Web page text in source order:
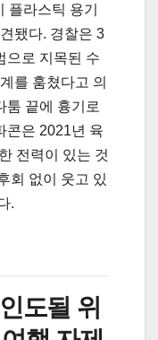
플라스틱 용기
됐다. 경찰은 3
으로 지목된 수
를 훔쳤다고 의
툼 끝에 흉기로
콘은 2021년 육
전력이 있는 것
회 없이 웃고 있
.
도될 위